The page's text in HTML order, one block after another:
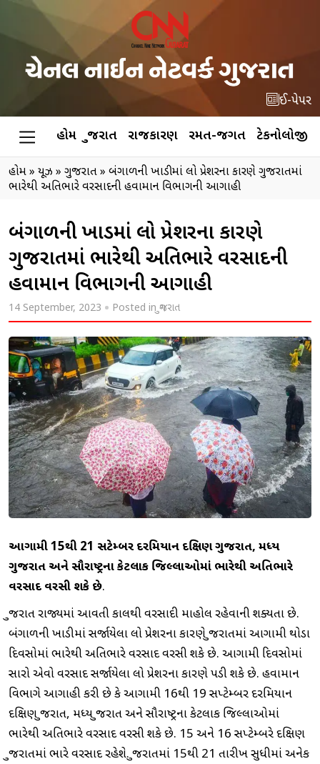
ઈ-પેપર
હોમ ગુજરાત રાજકારણ રમત-જગત ટેકનોલોજી
હોમ» ન્યૂઝ » ગુજરાત» બંગાળની ખાડીમાં લો પ્રેશરના કારણે ગુજરાતમાં
ભારેથી અતિભારે વરસાદની હવામાન વિભાગની આગાહી
બંગાળની ખાડીમાં લો પ્રેશરના કારણે
ગુજરાતમાં ભારેથી અતિભારે વરસાદની
હવામાન વિભાગની આગાહી
14 September, 2023 Posted inગુજરાત
આગામી 15થી 21 સપ્ટેમ્બર દરમિયાન દક્ષિણ ગુજરાત, મધ્ય
ગુજરાત અને સૌરાષ્ટ્રના કેટલાક જિલ્લાઓમાં ભારેથી અતિભારે
વરસાદ વરસી શકે છે.
ગુજરાત રાજ્યમાં આવતી કાલથી વરસાદી માહોલ રહેવાની શક્યતા છે.
બંગાળની ખાડીમાં સર્જાયેલા લો પ્રેશરના કારણે ગુજરાતમાં આગામી થોડા
દિવસોમાં ભારેથી અતિભારે વરસાદ વરસી શકે છે. આગામી દિવસોમાં
સારો એવો વરસાદ સર્જાયેલા લો પ્રેશરના કારણે પડી શકે છે. હવામાન
વિભાગે આગાહી કરી છે કે આગામી 16થી 19 સપ્ટેમ્બર દરમિયાન
દક્ષિણ ગુજરાત, મધ્ય ગુજરાત અને સૌરાષ્ટ્રના કેટલાક જિલ્લાઓમાં
ભારેથી અતિભારે વરસાદ વરસી શકે છે. 15 અને 16 સપ્ટેમ્બરે દક્ષિણ
ગુજરાતમાં ભારે વરસાદ રહેશે. ગુજરાતમાં 15થી 21 તારીખ સુધીમાં અનેક